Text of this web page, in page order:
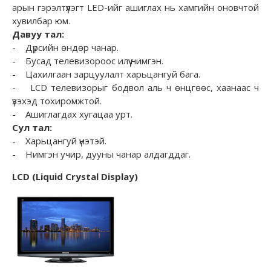
арын гэрэлтүүлэгт LED-ийг ашиглах нь хамгийн оновчтой
хувилбар юм.
Давуу тал:
- Дүрсийн өндөр чанар.
- Бусад телевизороос илүү нимгэн.
- Цахилгаан зарцуулалт харьцангуй бага.
- LCD телевизорыг бодвол аль ч өнцгөөс, хаанаас ч
үзэхэд тохиромжтой.
- Ашиглагдах хугацаа урт.
Сул тал:
- Харьцангуй үнэтэй.
- Нимгэн учир, дууны чанар алдагддаг.
LCD (Liquid Crystal Display)